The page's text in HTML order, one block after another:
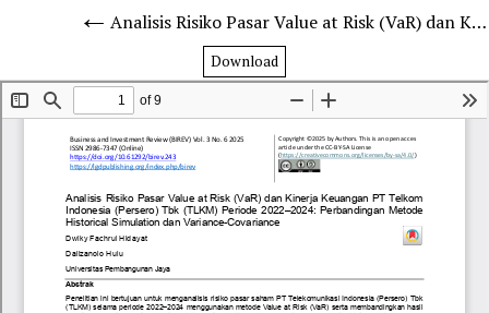
Analisis Risiko Pasar Value at Risk (VaR) dan Kinerja Keuangan PT Telkom Indonesia (Persero) Tbk (TLKM) Periode 2022–2024: Perbandingan Metode Historical Simulation dan Variance-Covariance
Download